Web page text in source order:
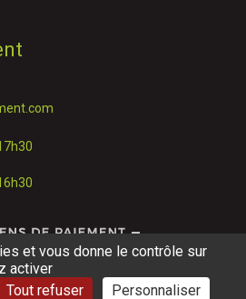
et vous donne le contrôle sur
activer
Tout refuser Personnaliser